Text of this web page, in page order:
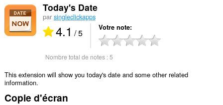
Today's Date
par singleclickapps
4.1 / 5 Votre note
Nombre total de notes :5
This extension will show you today's date and some other related
information.
Copie d'écran